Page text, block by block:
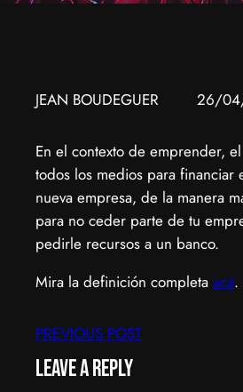
JEAN BOUDEGUER 26/
En el contexto de emprender,
todos los medios para financiar
nueva empresa, de la manera
para no ceder parte de tu
pedirle recursos a un banco.
Mira la definición completa acá.
PREVIOUS POST
Leave a Reply